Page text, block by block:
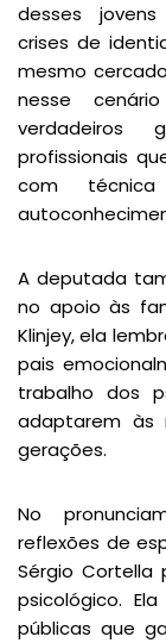
desses
crises de
mesmo
nesse
verdadeiros
profissionais
com
A deputada
no apoio às
Klinjey, ela
pais
trabalho dos
adaptarem às
gerações.
No
reflexões de
Sérgio Cortella
psicológico.
públicas que